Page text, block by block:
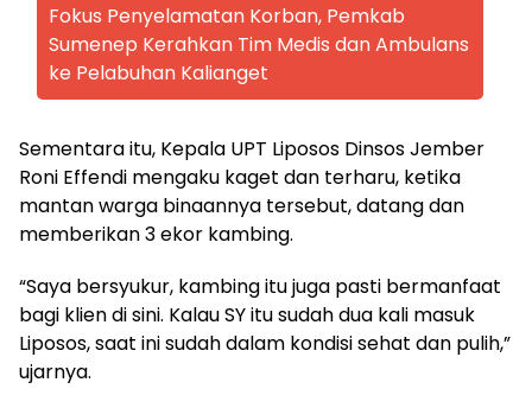
Fokus Penyelamatan Korban, Pemkab
Sumenep Kerahkan Tim Medis dan Ambulans
ke Pelabuhan Kalianget
Sementara itu, Kepala UPT Liposos Dinsos Jember
Roni Effendi mengaku kaget dan terharu, ketika
mantan warga binaannya tersebut, datang dan
memberikan 3 ekor kambing.
“Saya bersyukur, kambing itu juga pasti bermanfaat
bagi klien di sini. Kalau SY itu sudah dua kali masuk
Liposos, saat ini sudah dalam kondisi sehat dan pulih,”
ujarnya.